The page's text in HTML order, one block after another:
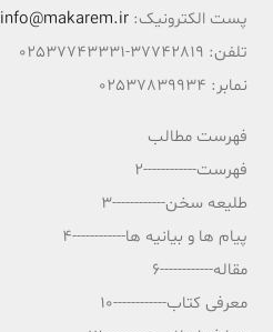
پست الکترونیک: info@makarem.ir
تلفن: 37742819-02537743331
نمابر: 02537839934
فهرست مطالب
فهرست------------2
طلیعه سخن------------3
پیام ها و بیانیه ها------------4
مقاله------------6
معرفی کتاب------------10